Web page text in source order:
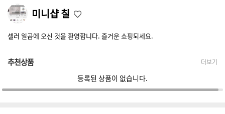
미니샵 칠
셀러 일곱에 오신 것을 환영합니다. 즐거운 쇼핑되세요.
추천상품 더보기
등록된 상품이 없습니다.